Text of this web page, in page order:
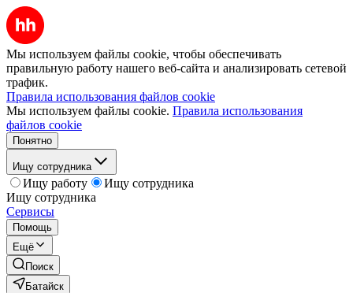
Мы используем файлы cookie, чтобы обеспечивать
правильную работу нашего веб-сайта и анализировать сетевой
трафик.
Правила использования файлов cookie
Мы используем файлы cookie. Правила использования
файлов cookie
Понятно
Ищу сотрудника
Ищу работу
Ищу сотрудника
Ищу сотрудника
Сервисы
Помощь
Ещё
Поиск
Батайск